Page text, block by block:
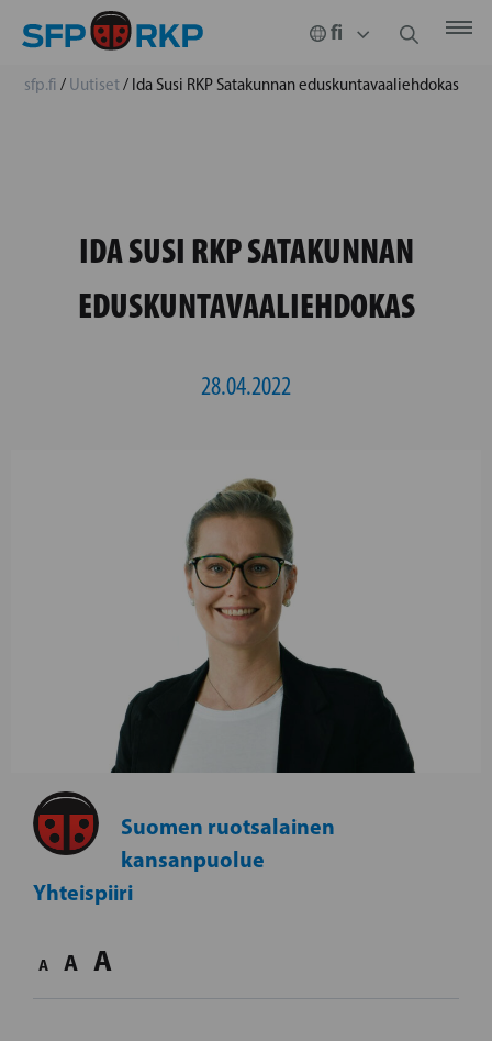
sfp.fi / Uutiset/ Ida Susi RKP Satakunnan eduskuntavaaliehdokas
IDA SUSI RKP SATAKUNNAN
EDUSKUNTAVAALIEHDOKAS
28.04.2022
Suomen ruotsalainen
kansanpuolue
Yhteispiiri
A A A